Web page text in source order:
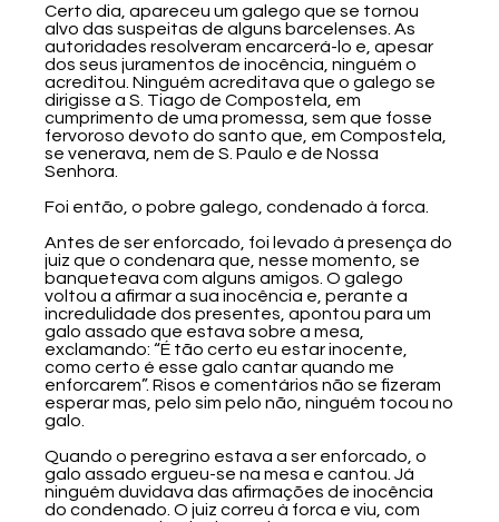
Certo dia, apareceu um galego que se tornou
alvo das suspeitas de alguns barcelenses. As
autoridades resolveram encarcerá-lo e, apesar
dos seus juramentos de inocência, ninguém o
acreditou. Ninguém acreditava que o galego se
dirigisse a S. Tiago de Compostela, em
cumprimento de uma promessa, sem que fosse
fervoroso devoto do santo que, em Compostela,
se venerava, nem de S. Paulo e de Nossa
Senhora.
Foi então, o pobre galego, condenado à forca.
Antes de ser enforcado, foi levado à presença do
juiz que o condenara que, nesse momento, se
banqueteava com alguns amigos. O galego
voltou a afirmar a sua inocência e, perante a
incredulidade dos presentes, apontou para um
galo assado que estava sobre a mesa,
exclamando: “É tão certo eu estar inocente,
como certo é esse galo cantar quando me
enforcarem”. Risos e comentários não se fizeram
esperar mas, pelo sim pelo não, ninguém tocou no
galo.
Quando o peregrino estava a ser enforcado, o
galo assado ergueu-se na mesa e cantou. Já
ninguém duvidava das afirmações de inocência
do condenado. O juiz correu à forca e viu, com